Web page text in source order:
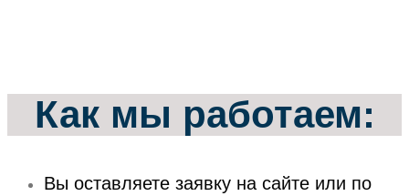
Как мы работаем:
Вы оставляете заявку на сайте или по